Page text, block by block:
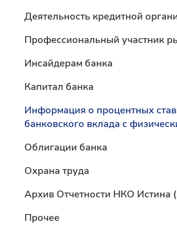
Деятельность кредитной
Профессиональный участник
Инсайдерам банка
Капитал банка
Информация о процентных
банковского вклада с
Облигации банка
Охрана труда
Архив Отчетности НКО Истина
Прочее